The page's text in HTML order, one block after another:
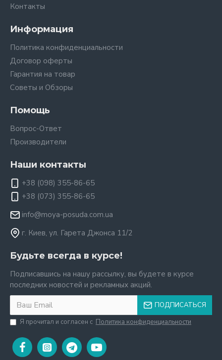
Контакты
Информация
Политика конфиденциальности
Договор оферты
Гарантия на товар
Советы и Обзоры
Помощь
Вопрос-Ответ
Производители
Наши контакты
+38 (098) 355-86-65
+38 (073) 355-86-65
info@moya-posuda.com.ua
г. Киев, ул. Гарета Джонса 11/2
Будьте всегда в курсе!
Подписавшись на нашу рассылку, вы будете в курсе
последних новостей и рекламных акций.
ПОДПИСАТЬСЯ
Я прочитал и согласен с Политика конфиденциальности